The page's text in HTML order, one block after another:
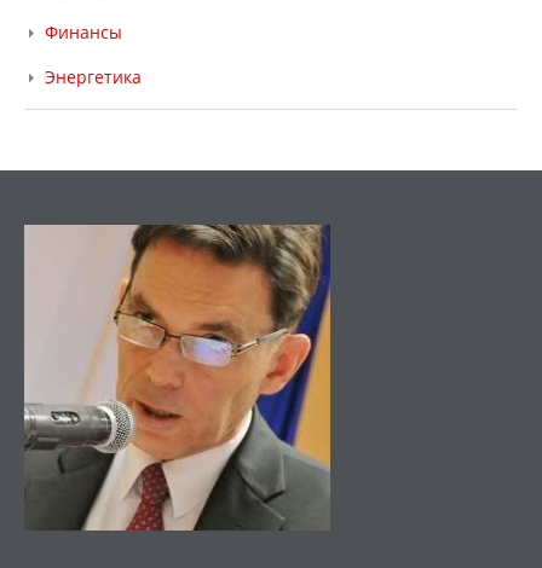
Финансы
Энергетика